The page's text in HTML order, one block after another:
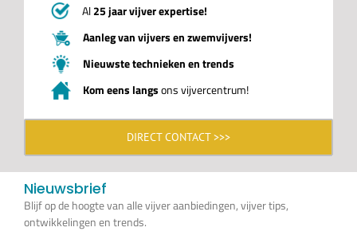
Al25 jaar vijver expertise!
Aanleg van vijvers en zwemvijvers!
Nieuwste technieken en trends
Kom eens langsons vijvercentrum!
DIRECT CONTACT >>>
Nieuwsbrief
Blijf op de hoogte van alle vijver aanbiedingen, vijver tips,
ontwikkelingen en trends.